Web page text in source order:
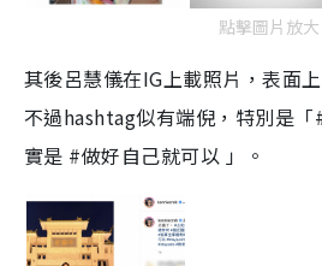
點擊圖片放大
其後呂慧儀在IG上載照片，表面
不過hashtag似有端倪，特別是
實是 #做好自己就可以 」。